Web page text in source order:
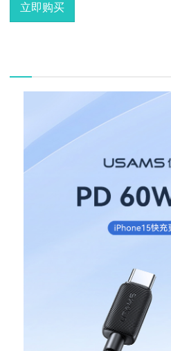
立即购买